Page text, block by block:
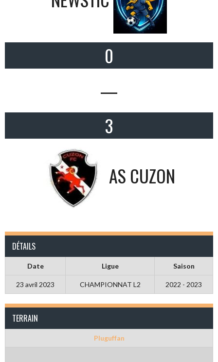
0
—
3
AS CUZON
DÉTAILS
Date Ligue Saison
23 avril 2023 CHAMPIONNAT L2 2022 - 2023
TERRAIN
Pluguffan